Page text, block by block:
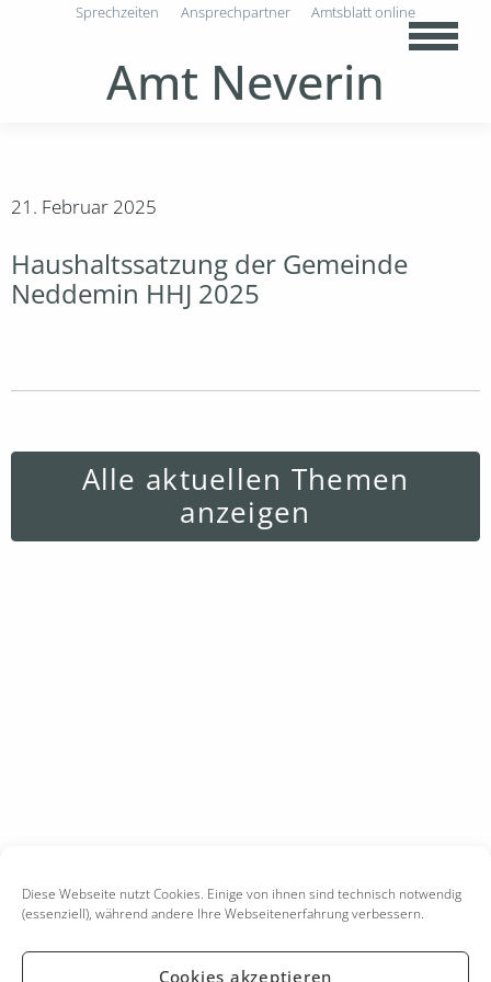
Diese Webseite nutzt Cookies. Einige von ihnen sind technisch notwendig
(essenziell), während andere Ihre Webseitenerfahrung verbessern.
Cookies akzeptieren
Amt Neverin
Sprechzeiten Ansprechpartner Amtsblatt online
21. Februar 2025
Haushaltssatzung der Gemeinde
Neddemin HHJ 2025
Alle aktuellen Themen
anzeigen